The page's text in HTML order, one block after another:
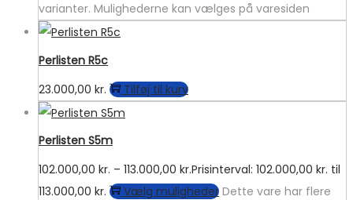
varianter. Mulighederne kan vælges på varesiden
Perlisten R5c
23.000,00 kr. Tilføj til kurv
Perlisten S5m
102.000,00 kr. – 113.000,00 kr.Prisinterval: 102.000,00 kr. til
113.000,00 kr.
Vælg muligheder Dette vare har flere